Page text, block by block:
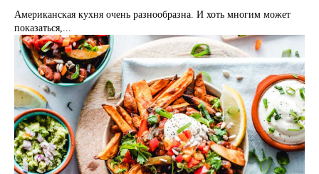
Американская кухня очень разнообразна. И хоть многим может
показаться,...